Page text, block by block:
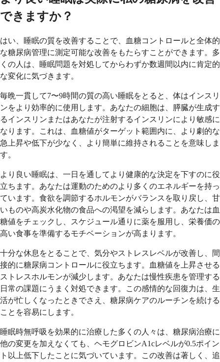
できますか？
はい、睡眠の質を改善することで、血糖コントロールと全体的
な糖尿病管理に測定可能な改善をもたらすことができます。多
くの人は、睡眠問題を対処してからわずか数週間以内に肯定的
な変化に気づきます。
毎晩一貫して7〜9時間の質の高い睡眠をとると、体はインスリ
ンをより効率的に使用します。あなたの細胞は、膵臓が生成す
るインスリンまたはあなたが注射するインスリンにより敏感に
なります。これは、血糖値がターゲット範囲内に、より劇的な
急上昇や低下が少なく、より簡単に維持されることを意味しま
す。
より良い睡眠は、一日を通してより健康的な決定を下すのに役
立ちます。あなたは運動のためのより多くのエネルギーを持っ
ています。食欲を調節するホルモンがバランスを取り戻し、甘
いものや高炭水化物の食品への渇望を減らします。あなたは血
糖値をチェックし、スケジュール通りに薬を服用し、栄養価の
高い食事を準備するモチベーションが高まります。
十分な休息をとることで、気分やストレスレベルが改善し、間
接的に糖尿病コントロールに役立ちます。血糖値を上昇させる
ストレスホルモンが減少します。あなたは慢性疾患を管理する
日常の課題にうまく対処できます。この感情的な回復力は、生
活が忙しくなったときでさえ、糖尿病ケアのルーチンを続ける
ことを容易にします。
睡眠時無呼吸を効果的に治療した多くの人々は、糖尿病治療に
他の変更を加えなくても、ヘモグロビンA1cレベルが0.5ポイン
ト以上低下したことに気づいています。この改善は著しく、追